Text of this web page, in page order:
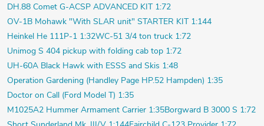
DH.88 Comet G-ACSP ADVANCED KIT 1:72
OV-1B Mohawk "With SLAR unit" STARTER KIT 1:144
Heinkel He 111P-1 1:32WC-51 3/4 ton truck 1:72
Unimog S 404 pickup with folding cab top 1:72
UH-60A Black Hawk with ESSS and Skis 1:48
Operation Gardening (Handley Page HP.52 Hampden) 1:35
Doctor on Call (Ford Model T) 1:35
M1025A2 Hummer Armament Carrier 1:35Borgward B 3000 S 1:72